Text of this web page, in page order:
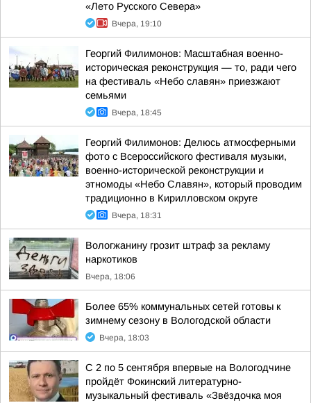
«Лето Русского Севера»
Вчера, 19:10
Георгий Филимонов: Масштабная военно-
историческая реконструкция — то, ради чего
на фестиваль «Небо славян» приезжают
семьями
Вчера, 18:45
Георгий Филимонов: Делюсь атмосферными
фото с Всероссийского фестиваля музыки,
военно-исторической реконструкции и
этномоды «Небо Славян», который проводим
традиционно в Кирилловском округе
Вчера, 18:31
Вологжанину грозит штраф за рекламу
наркотиков
Вчера, 18:06
Более 65% коммунальных сетей готовы к
зимнему сезону в Вологодской области
Вчера, 18:03
С 2 по 5 сентября впервые на Вологодчине
пройдёт Фокинский литературно-
музыкальный фестиваль «Звёздочка моя